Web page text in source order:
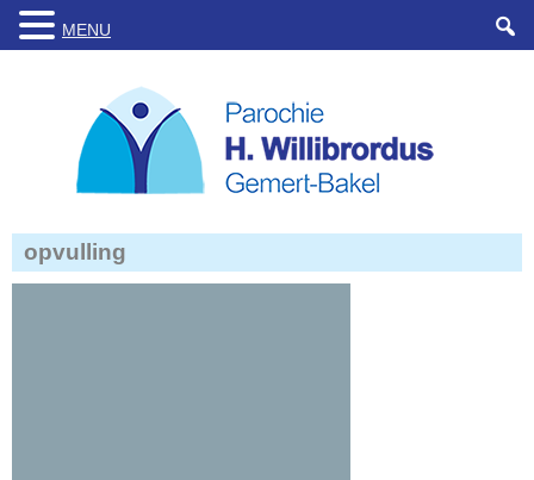
opvulling
MENU